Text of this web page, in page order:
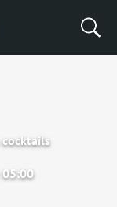
cocktails
05:00